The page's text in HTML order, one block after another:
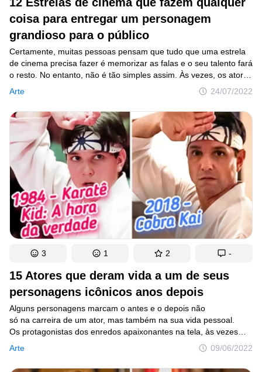
coisa para entregar um personagem
grandioso para o público
Arte 24/07/2022
Certamente, muitas pessoas pensam que tudo que uma estrela
de cinema precisa fazer é memorizar as falas e o seu talento fará
o resto. No entanto, não é tão simples assim. Às vezes, os atores
precisam trabalhar duro para dar vida a um personagem. E para
entregar um papel de qualidade, muitos artistas emagrecem,
engordam, aprendem novas coisas e uns até renunciam
à própria higiene.
15 Atores que deram vida a um de seus
personagens icônicos anos depois
Arte 09/06/2022
Alguns personagens marcam o antes e o depois não
só na carreira de um ator, mas também na sua vida pessoal.
Os protagonistas dos enredos apaixonantes na tela, às vezes
se identificam com um papel, aprendem com ele
ou simplesmente gostam tanto de interpretá-lo que não
conseguem resistir à vontade de revivê-lo.
3 1 2 -